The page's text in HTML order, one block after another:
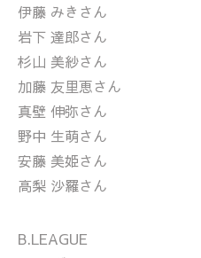
伊藤 みきさん
岩下 達郎さん
杉山 美紗さん
加藤 友里恵さん
真壁 伸弥さん
野中 生萌さん
安藤 美姫さん
高梨 沙羅さん
B.LEAGUE